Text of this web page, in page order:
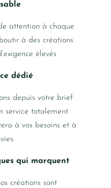
attention à chaque
à des créations
élevés
dédié
depuis votre brief
service totalement
à vos besoins et à
qui marquent
créations sont